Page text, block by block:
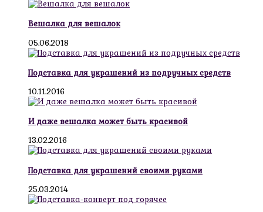
Вешалка для вешалок
05.06.2018
Подставка для украшений из подручных средств
10.11.2016
И даже вешалка может быть красивой
13.02.2016
Подставка для украшений своими руками
25.03.2014